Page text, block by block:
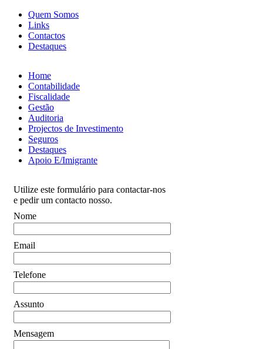
Quem Somos
Links
Contactos
Destaques
Home
Contabilidade
Fiscalidade
Gestão
Auditoria
Projectos de Investimento
Seguros
Destaques
Apoio E/Imigrante
Utilize este formulário para contactar-nos
e pedir um contacto nosso.
Nome
Email
Telefone
Assunto
Mensagem